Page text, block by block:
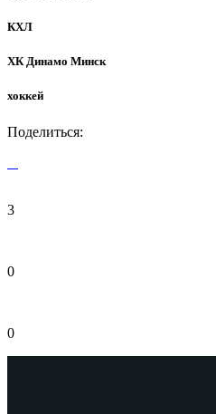
КХЛ
ХК Динамо Минск
хоккей
Поделиться:
3
0
0